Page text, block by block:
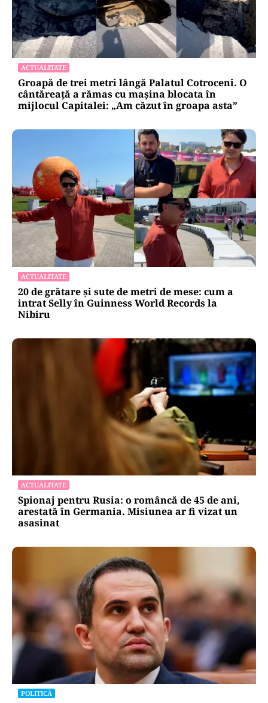
ACTUALITATE
Groapă de trei metri lângă Palatul Cotroceni. O
cântăreață a rămas cu mașina blocata în
mijlocul Capitalei: „Am căzut în groapa asta”
ACTUALITATE
20 de grătare și sute de metri de mese: cum a
intrat Selly în Guinness World Records la
Nibiru
ACTUALITATE
Spionaj pentru Rusia: o româncă de 45 de ani,
arestată în Germania. Misiunea ar fi vizat un
asasinat
POLITICĂ